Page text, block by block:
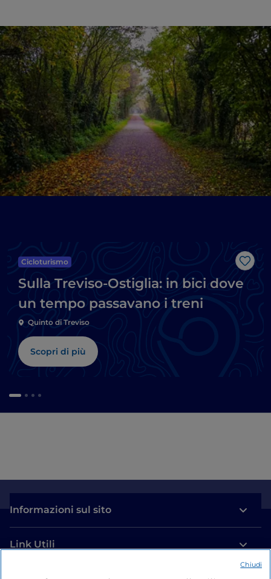
Like
Cicloturismo
Sulla Treviso-Ostiglia: in bici dove
un tempo passavano i treni
Quinto di Treviso
Scopri di più
Informazioni sul sito
Link Utili
Chiudi